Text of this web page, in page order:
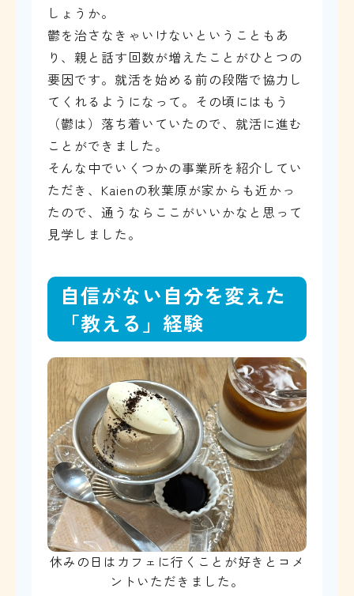
しょうか。
鬱を治さなきゃいけないということもあ
り、親と話す回数が増えたことがひとつの
要因です。就活を始める前の段階で協力し
てくれるようになって。その頃にはもう
（鬱は）落ち着いていたので、就活に進む
ことができました。
そんな中でいくつかの事業所を紹介してい
ただき、Kaienの秋葉原が家からも近かっ
たので、通うならここがいいかなと思って
見学しました。
自信がない自分を変えた
「教える」経験
休みの日はカフェに行くことが好きとコメ
ントいただきました。